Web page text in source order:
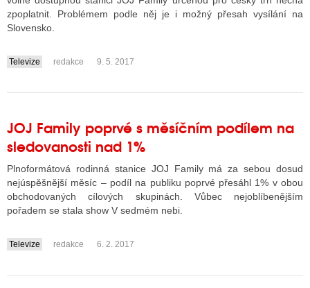
TELEVIZÍ
INTERNET
RÁDIA
STRÁNKY RÁDIÍ
zpoplatnit. Problémem podle něj je i možný přesah vysílání na
Slovensko.
....
Televize redakce 9. 5. 2017
JOJ Family poprvé s měsíčním podílem na
sledovanosti nad 1%
Plnoformátová rodinná stanice JOJ Family má za sebou dosud
nejúspěšnější měsíc – podíl na publiku poprvé přesáhl 1% v obou
obchodovaných cílových skupinách. Vůbec nejoblíbenějším
pořadem se stala show V sedmém nebi.
....
Televize redakce 6. 2. 2017